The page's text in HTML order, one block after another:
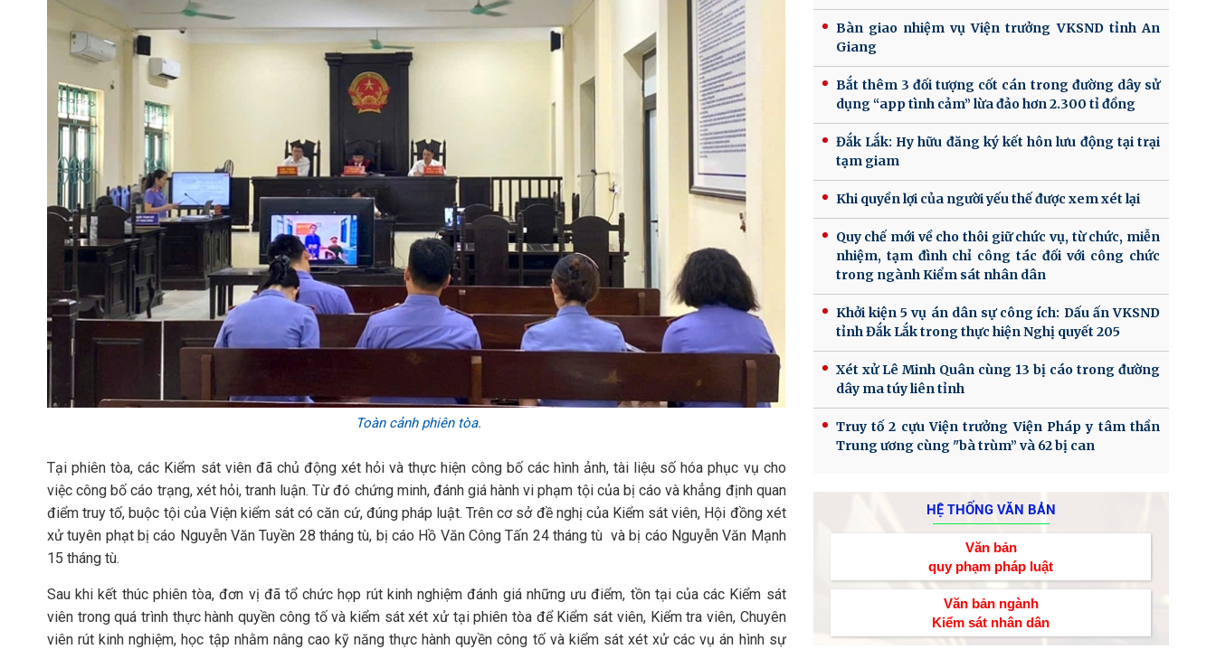
Toàn cảnh phiên tòa.
Tại phiên tòa, các Kiểm sát viên đã chủ động xét hỏi và thực hiện công bố các hình ảnh, tài liệu số hóa phục vụ cho
việc công bố cáo trạng, xét hỏi, tranh luận. Từ đó chứng minh, đánh giá hành vi phạm tội của bị cáo và khẳng định quan
điểm truy tố, buộc tội của Viện kiểm sát có căn cứ, đúng pháp luật. Trên cơ sở đề nghị của Kiểm sát viên, Hội đồng xét
xử tuyên phạt bị cáo Nguyễn Văn Tuyền 28 tháng tù, bị cáo Hồ Văn Công Tấn 24 tháng tù và bị cáo Nguyễn Văn Mạnh
15 tháng tù.
Sau khi kết thúc phiên tòa, đơn vị đã tổ chức họp rút kinh nghiệm đánh giá những ưu điểm, tồn tại của các Kiểm sát
viên trong quá trình thực hành quyền công tố và kiểm sát xét xử tại phiên tòa để Kiểm sát viên, Kiểm tra viên, Chuyên
viên rút kinh nghiệm, học tập nhằm nâng cao kỹ năng thực hành quyền công tố và kiểm sát xét xử các vụ án hình sự
Bàn giao nhiệm vụ Viện trưởng VKSND tỉnh An
Giang
Bắt thêm 3 đối tượng cốt cán trong đường dây sử
dụng “app tình cảm” lừa đảo hơn 2.300 tỉ đồng
Đắk Lắk: Hy hữu đăng ký kết hôn lưu động tại trại
tạm giam
Khi quyền lợi của người yếu thế được xem xét lại
Quy chế mới về cho thôi giữ chức vụ, từ chức, miễn
nhiệm, tạm đình chỉ công tác đối với công chức
trong ngành Kiểm sát nhân dân
Khởi kiện 5 vụ án dân sự công ích: Dấu ấn VKSND
tỉnh Đắk Lắk trong thực hiện Nghị quyết 205
Xét xử Lê Minh Quân cùng 13 bị cáo trong đường
dây ma túy liên tỉnh
Truy tố 2 cựu Viện trưởng Viện Pháp y tâm thần
Trung ương cùng "bà trùm” và 62 bị can
HỆ THỐNG VĂN BẢN
Văn bản
quy phạm pháp luật
Văn bản ngành
Kiểm sát nhân dân